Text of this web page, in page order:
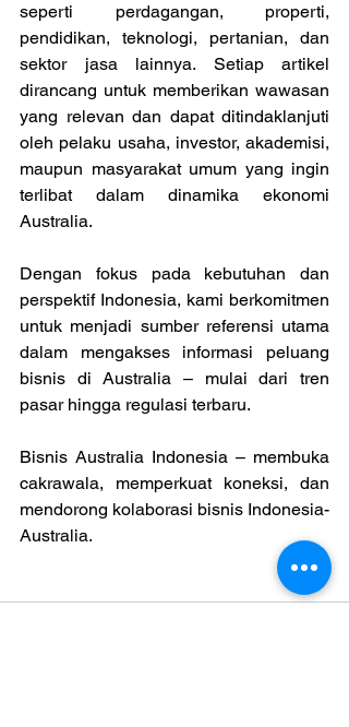
seperti perdagangan, properti,
pendidikan, teknologi, pertanian, dan
sektor jasa lainnya. Setiap artikel
dirancang untuk memberikan wawasan
yang relevan dan dapat ditindaklanjuti
oleh pelaku usaha, investor, akademisi,
maupun masyarakat umum yang ingin
terlibat dalam dinamika ekonomi
Australia.
Dengan fokus pada kebutuhan dan
perspektif Indonesia, kami berkomitmen
untuk menjadi sumber referensi utama
dalam mengakses informasi peluang
bisnis di Australia – mulai dari tren
pasar hingga regulasi terbaru.
Bisnis Australia Indonesia – membuka
cakrawala, memperkuat koneksi, dan
mendorong kolaborasi bisnis Indonesia-
Australia.